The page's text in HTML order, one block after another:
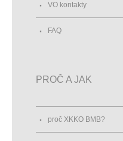
VO kontakty
FAQ
PROČ A JAK
proč XKKO BMB?